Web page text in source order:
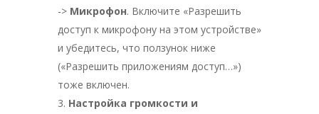
-> Микрофон. Включите «Разрешить
доступ к микрофону на этом устройстве»
и убедитесь, что ползунок ниже
(«Разрешить приложениям доступ…»)
тоже включен.
Настройка громкости и